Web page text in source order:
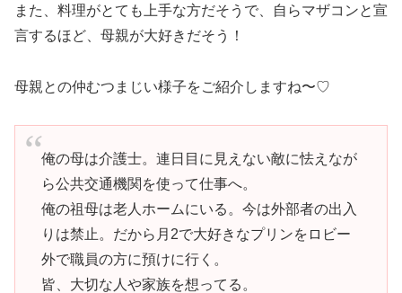
また、料理がとても上手な方だそうで、自らマザコンと宣
言するほど、母親が大好きだそう！
母親との仲むつまじい様子をご紹介しますね〜♡
俺の母は介護士。連日目に見えない敵に怯えなが
ら公共交通機関を使って仕事へ。
俺の祖母は老人ホームにいる。今は外部者の出入
りは禁止。だから月2で大好きなプリンをロビー
外で職員の方に預けに行く。
皆、大切な人や家族を想ってる。